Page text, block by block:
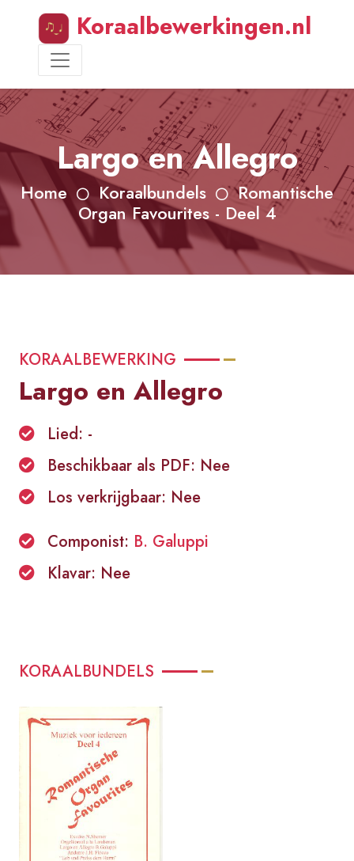
Koraalbewerkingen.nl
Largo en Allegro
Home Koraalbundels
Romantische
Organ Favourites - Deel 4
KORAALBEWERKING
Largo en Allegro
Lied: -
Beschikbaar als PDF: Nee
Los verkrijgbaar: Nee
Componist: B. Galuppi
Klavar: Nee
KORAALBUNDELS